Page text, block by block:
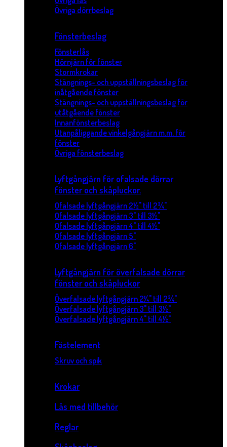
Övriga dörrbeslag
Fönsterbeslag
Fönsterlås
Hörnjärn för fönster
Stormkrokar
Stängnings- och uppställningsbeslag för
inåtgående fönster
Stängnings- och uppställningsbeslag för
utåtgående fönster
Innanfönsterbeslag
Utanpåliggande vinkelgångjärn m.m. för
fönster
Övriga fönsterbeslag
Lyftgångjärn för ofalsade dörrar
fönster och skåpluckor.
Ofalsade lyftgångjärn 2½" till 2¾"
Ofalsade lyftgångjärn 3" till 3½"
Ofalsade lyftgångjärn 4" till 4½"
Ofalsade lyftgångjärn 5"
Ofalsade lyftgångjärn 6"
Lyftgångjärn för överfalsade dörrar
fönster och skåpluckor
Överfalsade lyftgångjärn 2¼" till 2¾"
Överfalsade lyftgångjärn 3" till 3½"
Överfalsade lyftgångjärn 4" till 4½"
Fästelement
Skruv och spik
Krokar
Lås med tillbehör
Reglar